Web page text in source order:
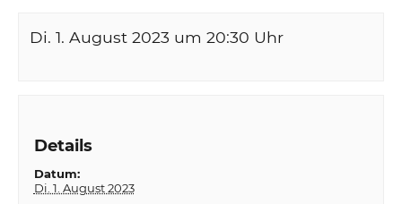
Di. 1. August 2023 um 20:30 Uhr
Details
Datum:
Di. 1. August 2023